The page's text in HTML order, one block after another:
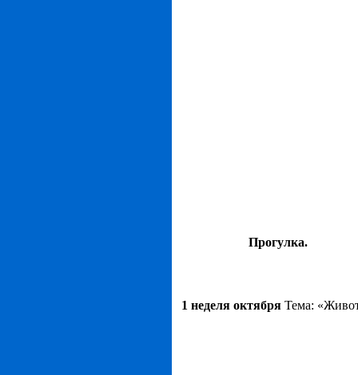
Прогулка.
1 неделя октября Тема: